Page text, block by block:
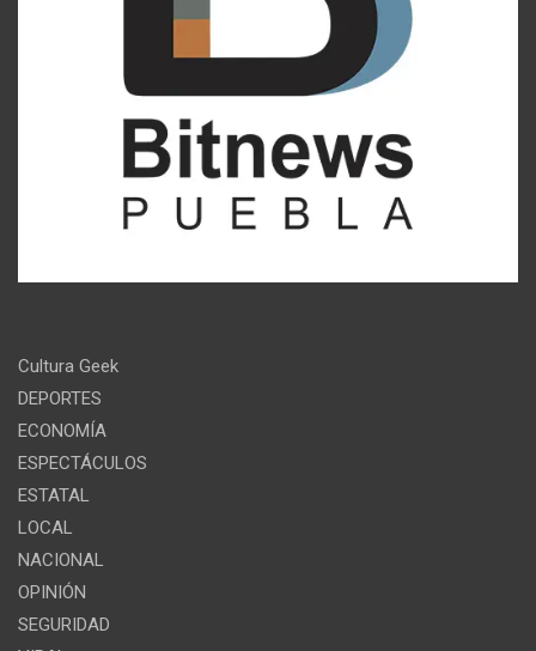
Cultura Geek
DEPORTES
ECONOMÍA
ESPECTÁCULOS
ESTATAL
LOCAL
NACIONAL
OPINIÓN
SEGURIDAD